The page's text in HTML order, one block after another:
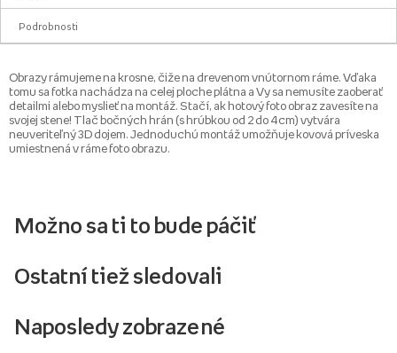
Podrobnosti
Obrazy rámujeme na krosne, čiže na drevenom vnútornom ráme. Vďaka
tomu sa fotka nachádza na celej ploche plátna a Vy sa nemusíte zaoberať
detailmi alebo myslieť na montáž. Stačí, ak hotový foto obraz zavesíte na
svojej stene! Tlač bočných hrán (s hrúbkou od 2 do 4 cm) vytvára
neuveriteľný 3D dojem. Jednoduchú montáž umožňuje kovová príveska
umiestnená v ráme foto obrazu.
Možno sa ti to bude páčiť
Ostatní tiež sledovali
Naposledy zobrazené